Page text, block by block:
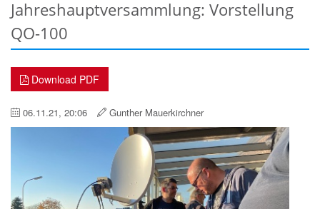
Jahreshauptversammlung: Vorstellung
QO-100
Download PDF
06.11.21, 20:06 Gunther Mauerkirchner